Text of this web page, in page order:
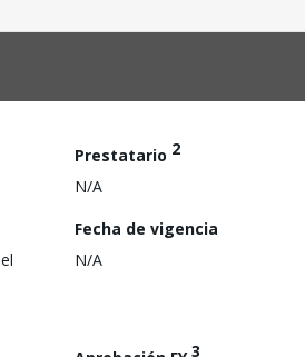
Prestatario 2
N/A
Fecha de vigencia
N/A
3